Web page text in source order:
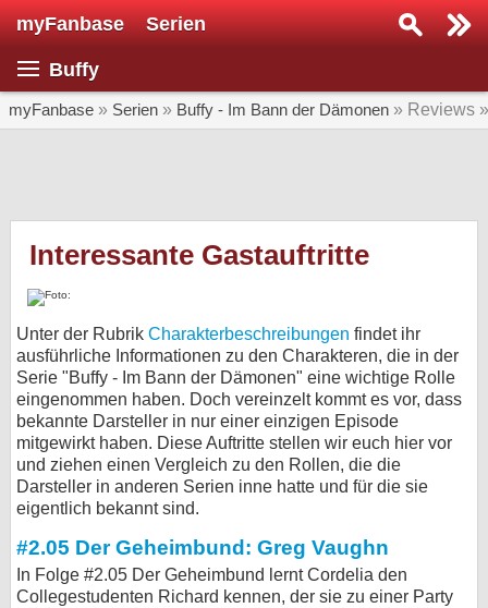
myFanbase Serien
Buffy
myFanbase » Serien » Buffy - Im Bann der Dämonen » Reviews
Interessante Gastauftritte
Unter der Rubrik Charakterbeschreibungen findet ihr
ausführliche Informationen zu den Charakteren, die in der
Serie "Buffy - Im Bann der Dämonen" eine wichtige Rolle
eingenommen haben. Doch vereinzelt kommt es vor, dass
bekannte Darsteller in nur einer einzigen Episode
mitgewirkt haben. Diese Auftritte stellen wir euch hier vor
und ziehen einen Vergleich zu den Rollen, die die
Darsteller in anderen Serien inne hatte und für die sie
eigentlich bekannt sind.
#2.05 Der Geheimbund: Greg Vaughn
In Folge #2.05 Der Geheimbund lernt Cordelia den
Collegestudenten Richard kennen, der sie zu einer Party
Serie suchen...
SERIEN
Specials
SERVICE
Gewinnspiele
Forum
bei Facebook